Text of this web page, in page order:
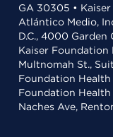
GA 30305 •
Atlántico Medio,
D.C., 4000 Garden
Kaiser Foundation
Multnomah St.,
Foundation
Foundation Health
Naches Ave,